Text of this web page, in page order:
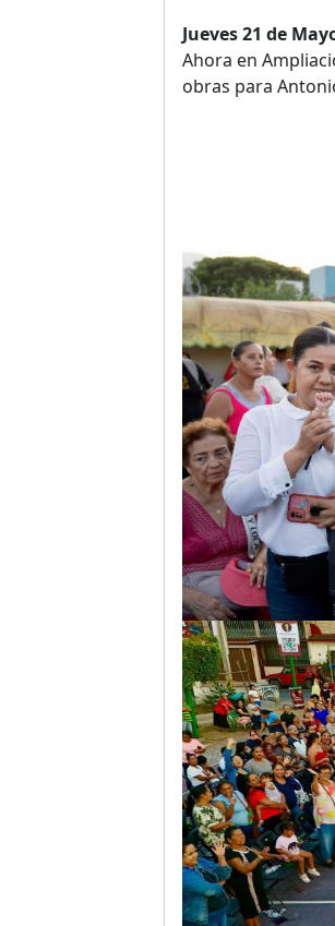
Jueves 21 de
Ahora en
obras para